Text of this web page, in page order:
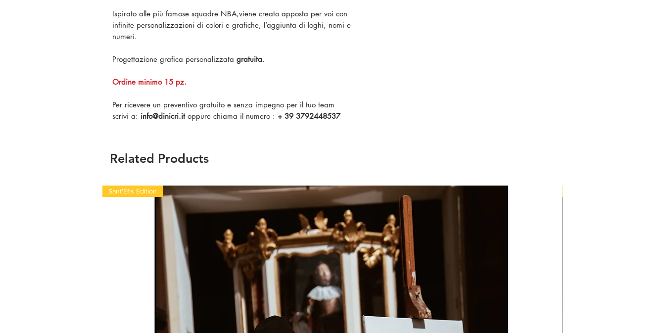
Ispirato alle più famose squadre NBA,viene creato apposta per voi con
infinite personalizzazioni di colori e grafiche, l’aggiunta di loghi, nomi e
numeri.
Progettazione grafica personalizzata gratuita.
Ordine minimo 15 pz.
Per ricevere un preventivo gratuito e senza impegno per il tuo team
scrivi a: info@dinicri.itoppure chiama il numero : + 39 3792448537
Related Products
Sant'Efis Edition